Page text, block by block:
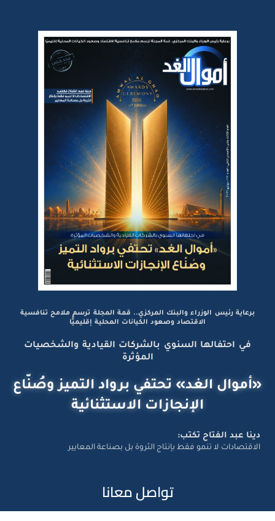
برعاية رئيس الوزراء والبنك المركزي.. قمة المجلة ترسم ملامح تنافسية
الاقتصاد وصعود الكيانات المحلية إقليميًّا
في احتفالها السنوي بالشركات القيادية والشخصيات
المؤثرة
«أموال الغد» تحتفي برواد التميز وصُنّاع
الإنجازات الاستثنائية
دينا عبد الفتاح تكتب:
الاقتصادات لا تنمو فقط بإنتاج الثروة بل بصناعة المعايير
تواصل معانا